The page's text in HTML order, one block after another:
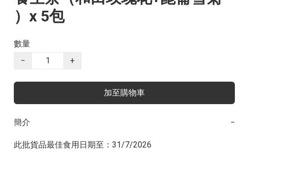
）x 5包
數量
−
+
加至購物車
簡介 −
此批貨品最佳食用日期至：31/7/2026